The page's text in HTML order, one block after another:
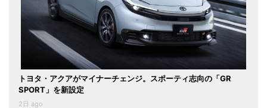
トヨタ・アクアがマイナーチェンジ。スポーティ志向の「GR
SPORT」を新設定
2日 ago